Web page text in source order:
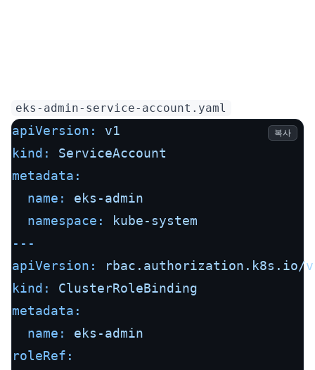
eks-admin-service-account.yaml
apiVersion:
v1
kind:
ServiceAccount
metadata:
name:
eks-admin
namespace:
kube-system
---
apiVersion:
rbac.authorization.k8s.io/
kind:
ClusterRoleBinding
metadata:
name:
eks-admin
roleRef:
복사